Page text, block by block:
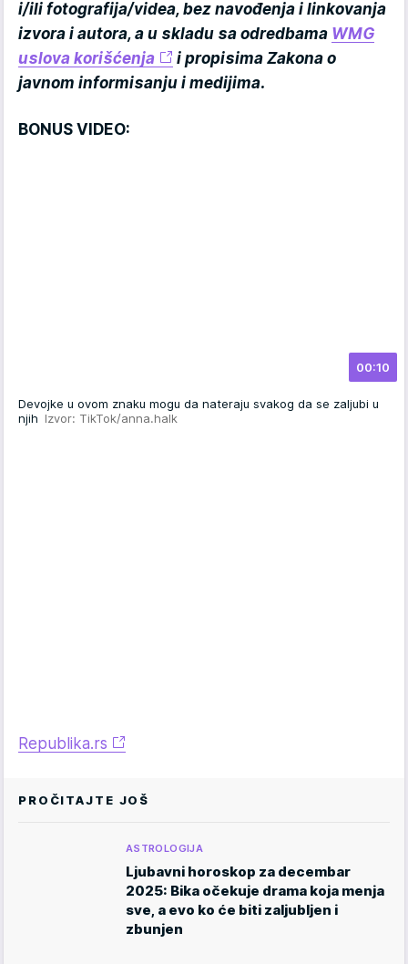
i/ili fotografija/videa, bez navođenja i linkovanja
izvora i autora, a u skladu sa odredbama WMG
uslova korišćenja
i propisima Zakona o
javnom informisanju i medijima.
BONUS VIDEO:
00:10
Devojke u ovom znaku mogu da nateraju svakog da se zaljubi u
njih Izvor: TikTok/anna.halk
Republika.rs
PROČITAJTE JOŠ
ASTROLOGIJA
Ljubavni horoskop za decembar
2025: Bika očekuje drama koja menja
sve, a evo ko će biti zaljubljen i
zbunjen